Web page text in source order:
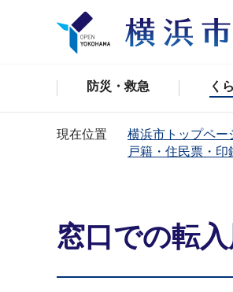
防災・救急 く
現在位置 横浜市トップペー
戸籍・住民票・印
窓口での転